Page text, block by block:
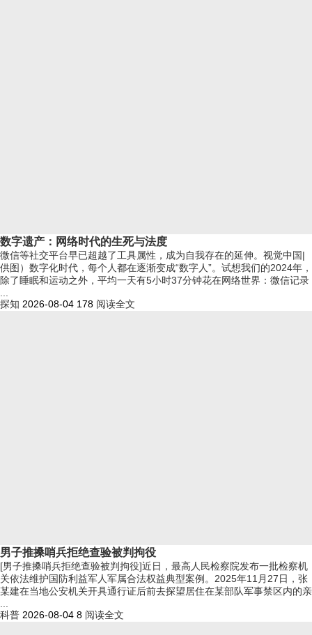
数字遗产：网络时代的生死与法度
微信等社交平台早已超越了工具属性，成为自我存在的延伸。视觉中国|
供图）数字化时代，每个人都在逐渐变成“数字人”。试想我们的2024年，
除了睡眠和运动之外，平均一天有5小时37分钟花在网络世界：微信记录
探知 2026-08-04 178 阅读全文
男子推搡哨兵拒绝查验被判拘役
[男子推搡哨兵拒绝查验被判拘役]近日，最高人民检察院发布一批检察机
关依法维护国防利益军人军属合法权益典型案例。2025年11月27日，张
某建在当地公安机关开具通行证后前去探望居住在某部队军事禁区内的亲
科普 2026-08-04 8 阅读全文